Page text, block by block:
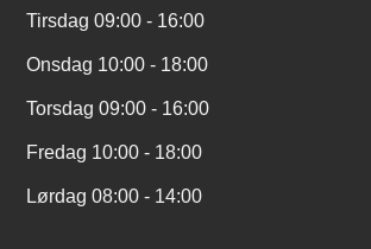
Tirsdag 09:00 - 16:00
Onsdag 10:00 - 18:00
Torsdag 09:00 - 16:00
Fredag 10:00 - 18:00
Lørdag 08:00 - 14:00